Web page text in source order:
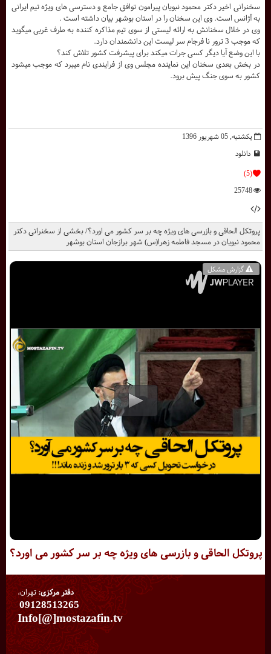
پروتکل الحاقی و بازرسی های ویژه چه بر سر کشور می اورد؟
گزارش مشکل
پروتکل الحاقی و بازرسی های ویژه چه بر سر کشور می اورد؟/ بخشی از سخنرانی دکتر
محمود نبویان در مسجد فاطمه زهرا(س) شهر برازجان استان بوشهر
یکشنبه, 05 شهریور 1396
دانلود
(5)
25748
سخنرانی اخیر دکتر محمود نبویان پیرامون توافق جامع و دسترسی های ویژه تیم ایرانی
به آژانس است. وی این سخنان را در استان بوشهر بیان داشته است .
وی در خلال سخنانش به ارائه لیستی از سوی تیم مذاکره کننده به طرف غربی میگوید
که موجب 3 ترور نا فرجام سر لیست این دانشمندان دارد.
با این وضع آیا دیگر کسی جرات میکند برای پیشرفت کشور تلاش کند؟
در بخش بعدی سخنان این نماینده مجلس وی از فرایندی نام میبرد که موجب میشود
کشور به سوی جنگ پیش برود.
دفتر مرکزی:تهران،
09128513265
Info[@]mostazafin.tv